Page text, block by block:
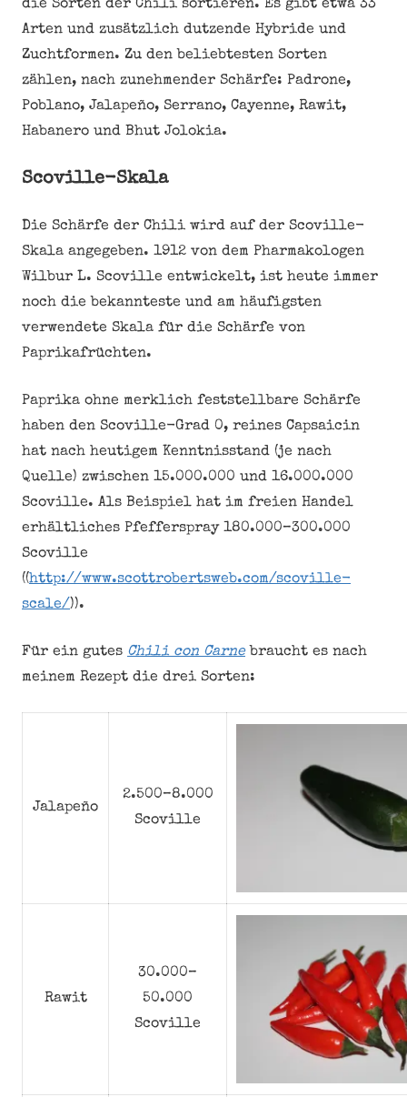
die Sorten der Chili sortieren. Es gibt etwa 33
Arten und zusätzlich dutzende Hybride und
Zuchtformen. Zu den beliebtesten Sorten
zählen, nach zunehmender Schärfe: Padrone,
Poblano, Jalapeño, Serrano, Cayenne, Rawit,
Habanero und Bhut Jolokia.
Scoville-Skala
Die Schärfe der Chili wird auf der Scoville-
Skala angegeben. 1912 von dem Pharmakologen
Wilbur L. Scoville entwickelt, ist heute immer
noch die bekannteste und am häufigsten
verwendete Skala für die Schärfe von
Paprikafrüchten.
Paprika ohne merklich feststellbare Schärfe
haben den Scoville-Grad 0, reines Capsaicin
hat nach heutigem Kenntnisstand (je nach
Quelle) zwischen 15.000.000 und 16.000.000
Scoville. Als Beispiel hat im freien Handel
erhältliches Pfefferspray 180.000–300.000
Scoville
((http://www.scottrobertsweb.com/scoville-
scale/)).
Für ein gutes Chili con Carnebraucht es nach
meinem Rezept die drei Sorten:
Jalapeño
2.500–8.000
Scoville
Rawit
30.000–
50.000
Scoville